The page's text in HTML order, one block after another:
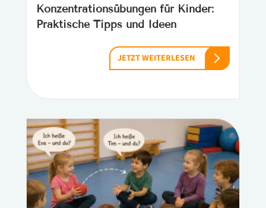
Konzentrationsübungen für Kinder:
Praktische Tipps und Ideen
JETZT WEITERLESEN